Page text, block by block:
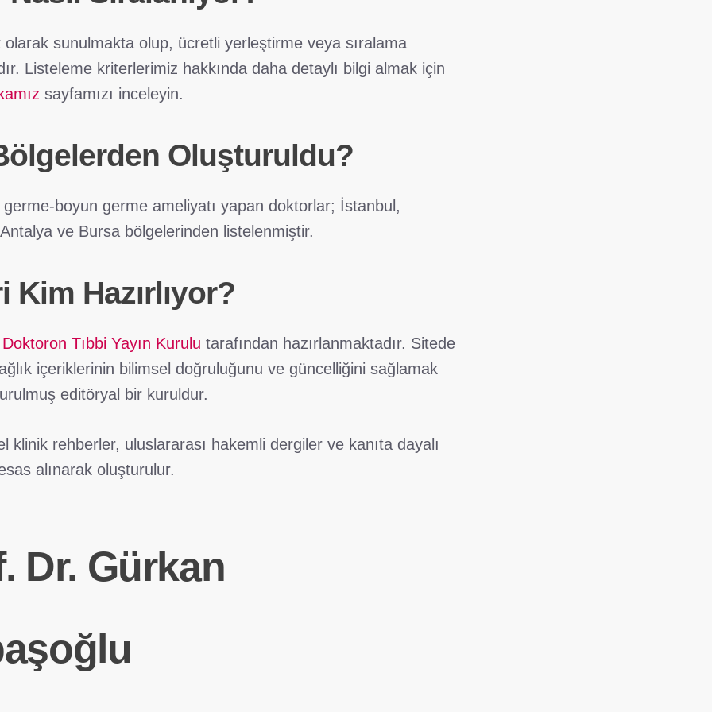
olarak sunulmakta olup, ücretli yerleştirme veya sıralama
Listeleme kriterlerimiz hakkında daha detaylı bilgi almak için
sayfamızı inceleyin.
Oluşturuldu?
germe-boyun germe ameliyatı yapan doktorlar; İstanbul,
ve Bursa bölgelerinden listelenmiştir.
Kim Hazırlıyor?
Doktoron Tıbbi Yayın Kurulu tarafından hazırlanmaktadır. Sitede
içeriklerinin bilimsel doğruluğunu ve güncelliğini sağlamak
editöryal bir kuruldur.
klinik rehberler, uluslararası hakemli dergiler ve kanıta dayalı
alınarak oluşturulur.
Dr. Gürkan